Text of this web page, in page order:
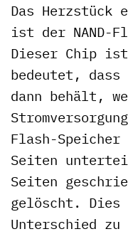
Das Herzstück
ist der NAND-
Dieser Chip
bedeutet, dass
dann behält,
Flash-
Seiten
Seiten
gelöscht. Dies
Unterschied